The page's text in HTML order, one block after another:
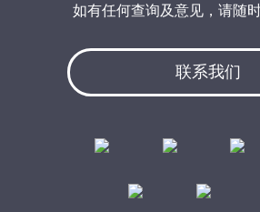
联系我们
如有任何查询及意见，请随时